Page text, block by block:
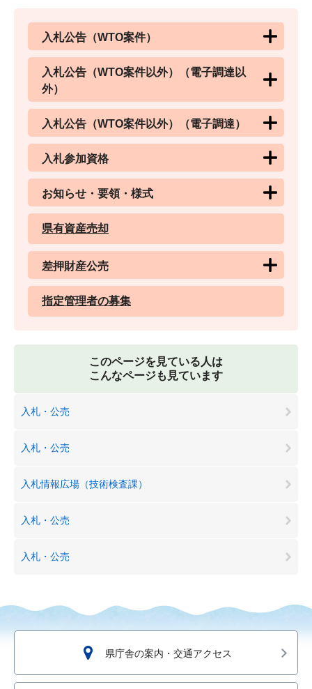
入札公告（WTO案件）
入札公告（WTO案件以外）（電子調達以
外）
入札公告（WTO案件以外）（電子調達）
入札参加資格
お知らせ・要領・様式
県有資産売却
差押財産公売
指定管理者の募集
このページを見ている人は
こんなページも見ています
入札・公売
入札・公売
入札情報広場（技術検査課）
入札・公売
入札・公売
県庁舎の案内・交通アクセス